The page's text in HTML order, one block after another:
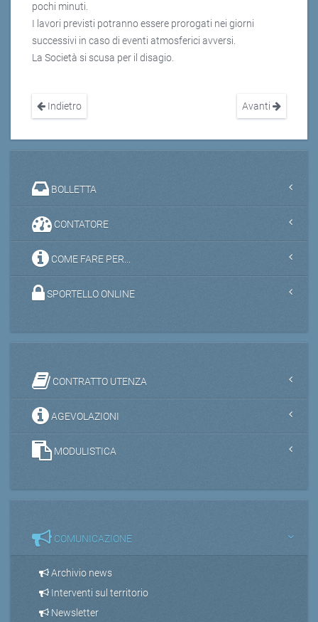
pochi minuti.
I lavori previsti potranno essere prorogati nei giorni
successivi in caso di eventi atmosferici avversi.
La Società si scusa per il disagio.
Indietro Avanti
BOLLETTA
CONTATORE
COME FARE PER...
SPORTELLO ONLINE
CONTRATTO UTENZA
AGEVOLAZIONI
MODULISTICA
COMUNICAZIONE
Archivio news
Interventi sul territorio
Newsletter